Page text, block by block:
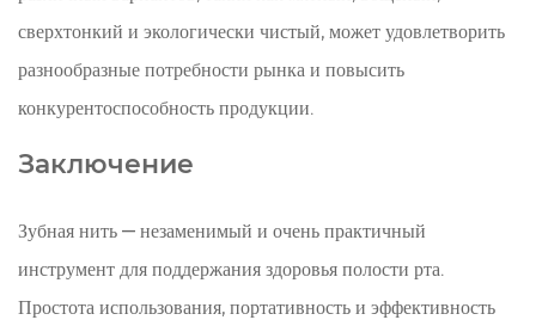
сверхтонкий и экологически чистый, может удовлетворить
разнообразные потребности рынка и повысить
конкурентоспособность продукции.
Заключение
Зубная нить — незаменимый и очень практичный
инструмент для поддержания здоровья полости рта.
Простота использования, портативность и эффективность